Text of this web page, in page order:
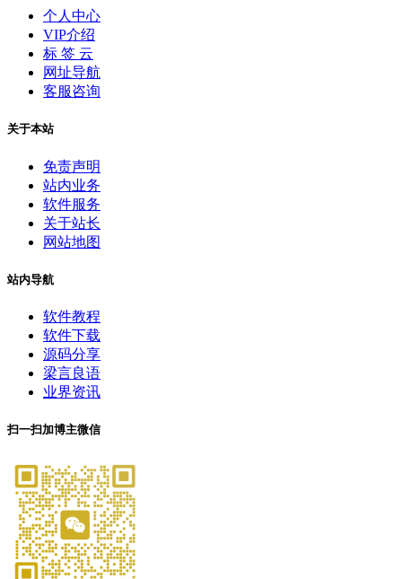
个人中心
VIP介绍
标 签 云
网址导航
客服咨询
关于本站
免责声明
站内业务
软件服务
关于站长
网站地图
站内导航
软件教程
软件下载
源码分享
梁言良语
业界资讯
扫一扫加博主微信